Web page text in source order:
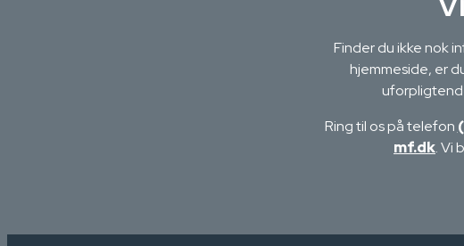
Finder du ikke nok
hjemmeside, er
Ring til os på telefon
mf.dk. Vi